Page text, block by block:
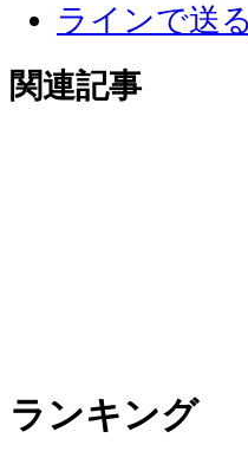
ラインで送る
関連記事
ランキング